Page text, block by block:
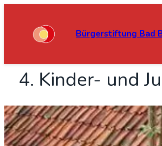
Bürgerstiftung Bad
4. Kin­der- und